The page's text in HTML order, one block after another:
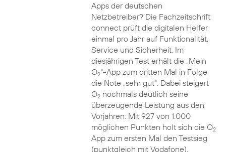
Apps der deutschen
Netzbetreiber? Die Fachzeitschrift
connect prüft die digitalen Helfer
einmal pro Jahr auf Funktionalität,
Service und Sicherheit. Im
diesjährigen Test erhält die „Mein
O2“-App zum dritten Mal in Folge
die Note „sehr gut“. Dabei steigert
O2nochmals deutlich seine
überzeugende Leistung aus den
Vorjahren: Mit 927 von 1.000
möglichen Punkten holt sich die O2
App zum ersten Mal den Testsieg
(punktgleich mit Vodafone).